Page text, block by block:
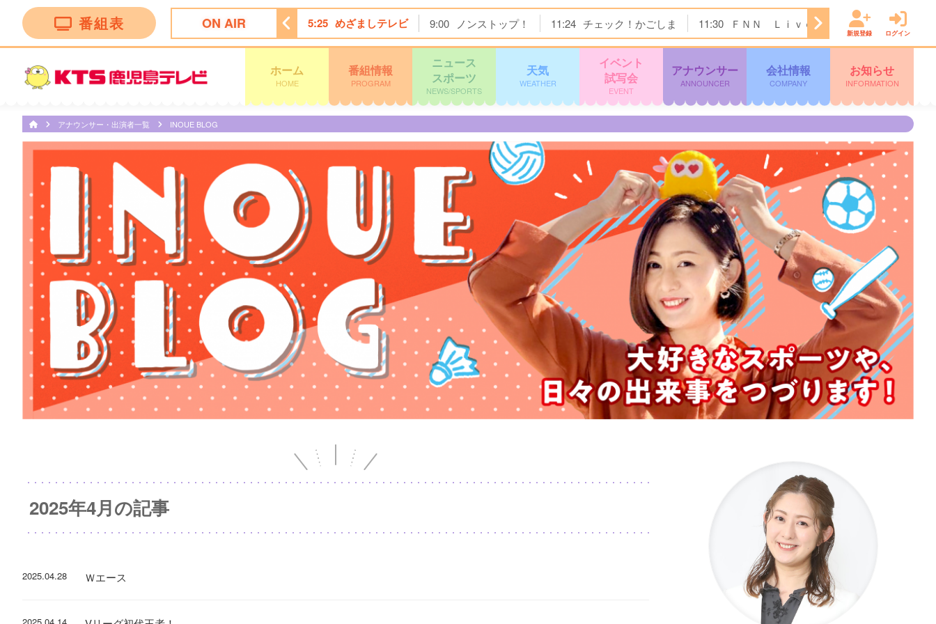
番組表 ON AIR
ピング 4:55 ビタブリッドジャパンテレビショッピング 5:25 めざましテレビ 9:00 ノンストップ！ 11:24 チェック！かごしま 11:30 ＦＮＮ Ｌｉｖｅ Ｎｅｗｓ ｄａｙｓ
新規登録 ログイン
ホーム
HOME
番組情報
PROGRAM
ニュース
スポーツ
NEWS/SPORTS
天気
WEATHER
イベント
試写会
EVENT
アナウンサー
ANNOUNCER
会社情報
COMPANY
お知らせ
INFORMATION
アナウンサー・出演者一覧 INOUE BLOG
2025年4月の記事
2025.04.28 Ｗエース